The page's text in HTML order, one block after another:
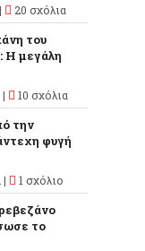
20 σχόλια
του
Η μεγάλη
10 σχόλια
την
φυγή
| 1 σχόλιο
το